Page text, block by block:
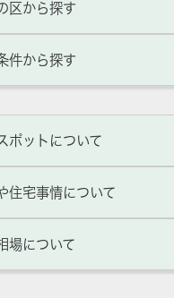
区から探す
件から探す
ポットについて
住宅事情について
場について